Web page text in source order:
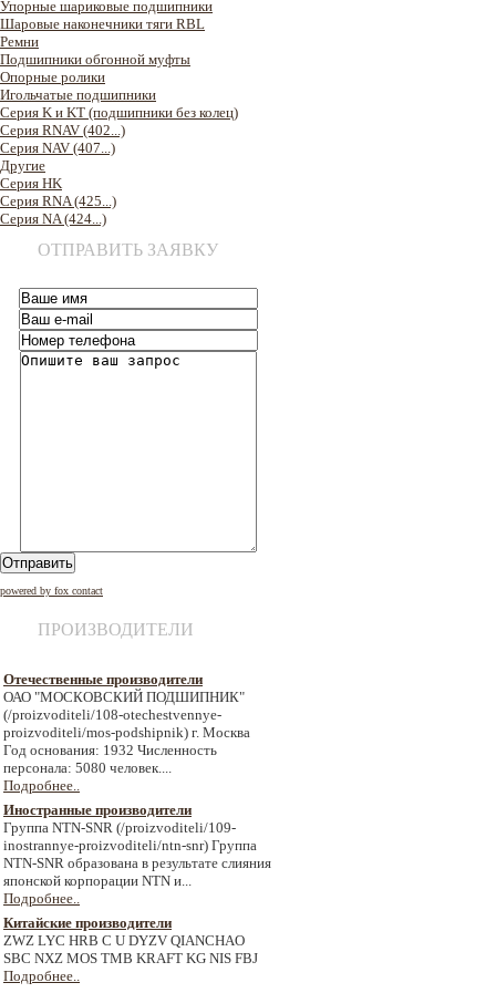
Упорные шариковые подшипники
Шаровые наконечники тяги RBL
Ремни
Подшипники обгонной муфты
Опорные ролики
Игольчатые подшипники
Серия K и KT (подшипники без колец)
Серия RNAV (402...)
Серия NAV (407...)
Другие
Серия HK
Серия RNA (425...)
Серия NA (424...)
ОТПРАВИТЬ ЗАЯВКУ
Отправить
powered by fox contact
ПРОИЗВОДИТЕЛИ
Отечественные производители
ОАО "МОСКОВСКИЙ ПОДШИПНИК"
(/proizvoditeli/108-otechestvennye-
proizvoditeli/mos-podshipnik) г. Москва
Год основания: 1932 Численность
персонала: 5080 человек....
Подробнее..
Иностранные производители
Группа NTN-SNR (/proizvoditeli/109-
inostrannye-proizvoditeli/ntn-snr) Группа
NTN-SNR образована в результате слияния
японской корпорации NTN и...
Подробнее..
Китайские производители
ZWZ LYC HRB C U DYZV QIANCHAO
SBC NXZ MOS TMB KRAFT KG NIS FBJ
Подробнее..